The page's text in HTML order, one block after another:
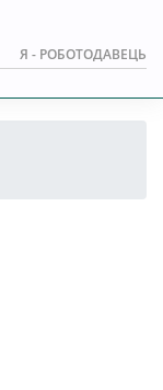
Я - РОБОТОДАВЕЦЬ